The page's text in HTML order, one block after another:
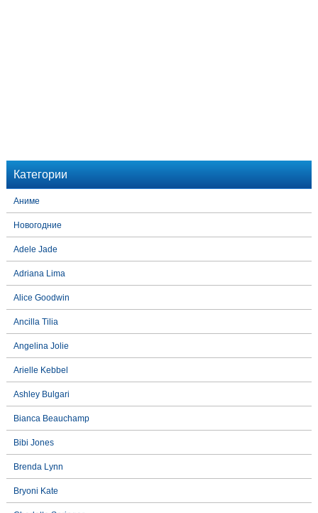
Категории
Аниме
Новогодние
Adele Jade
Adriana Lima
Alice Goodwin
Ancilla Tilia
Angelina Jolie
Arielle Kebbel
Ashley Bulgari
Bianca Beauchamp
Bibi Jones
Brenda Lynn
Bryoni Kate